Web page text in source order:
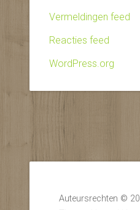
Vermeldingen feed
Reacties feed
WordPress.org
Auteursrechten ©